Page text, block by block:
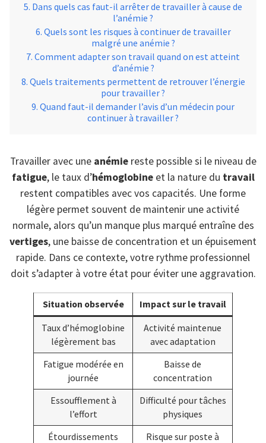
Dans quels cas faut-il arrêter de travailler à cause de
l’anémie ?
Quels sont les risques à continuer de travailler
malgré une anémie ?
Comment adapter son travail quand on est atteint
d’anémie ?
Quels traitements permettent de retrouver l’énergie
pour travailler ?
Quand faut-il demander l’avis d’un médecin pour
continuer à travailler ?
Travailler avec une anémiereste possible si le niveau de
fatigue, le taux d’hémoglobineet la nature du travail
restent compatibles avec vos capacités. Une forme
légère permet souvent de maintenir une activité
normale, alors qu’un manque plus marqué entraîne des
vertiges, une baisse de concentration et un épuisement
rapide. Dans ce contexte, votre rythme professionnel
doit s’adapter à votre état pour éviter une aggravation.
Situation observée
Impact sur le travail
Taux d’hémoglobine
légèrement bas
Activité maintenue
avec adaptation
Fatigue modérée en
journée
Baisse de
concentration
Essoufflement à
l’effort
Difficulté pour tâches
physiques
Étourdissements
Risque sur poste à